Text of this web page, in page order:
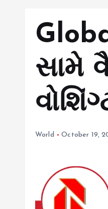
સામે
World October 19,